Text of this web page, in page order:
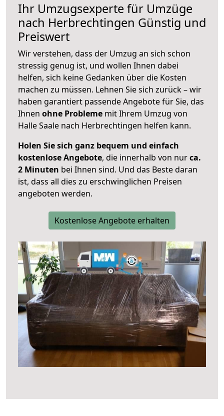
Ihr Umzugsexperte für Umzüge
nach Herbrechtingen Günstig und
Preiswert
Wir verstehen, dass der Umzug an sich schon
stressig genug ist, und wollen Ihnen dabei
helfen, sich keine Gedanken über die Kosten
machen zu müssen. Lehnen Sie sich zurück – wir
haben garantiert passende Angebote für Sie, das
Ihnen ohne Probleme mit Ihrem Umzug von
Halle Saale nach Herbrechtingen helfen kann.
Holen Sie sich ganz bequem und einfach
kostenlose Angebote, die innerhalb von nurca.
2 Minuten bei Ihnen sind. Und das Beste daran
ist, dass all dies zu erschwinglichen Preisen
angeboten werden.
Kostenlose Angebote erhalten